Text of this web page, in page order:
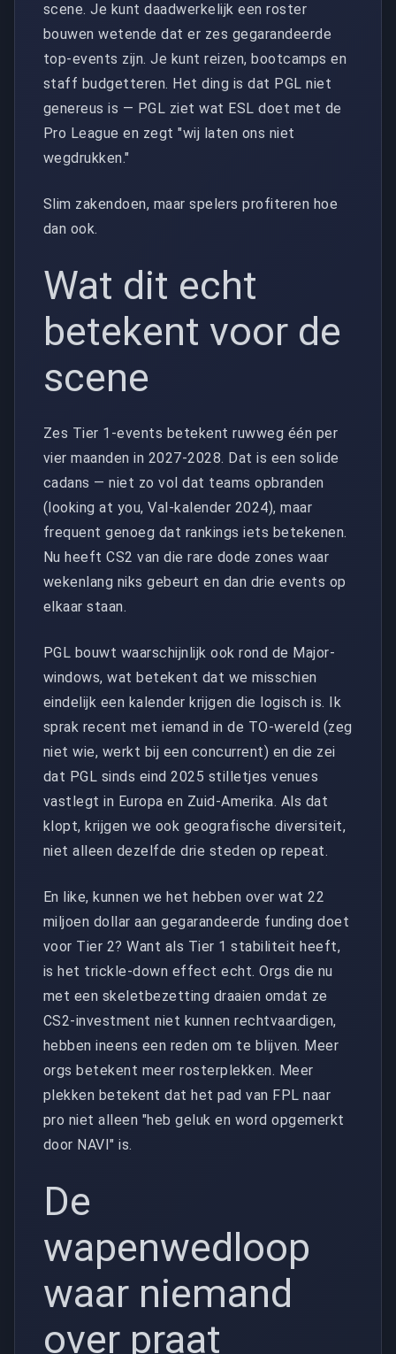
scene. Je kunt daadwerkelijk een roster
bouwen wetende dat er zes gegarandeerde
top-events zijn. Je kunt reizen, bootcamps en
staff budgetteren. Het ding is dat PGL niet
genereus is — PGL ziet wat ESL doet met de
Pro League en zegt "wij laten ons niet
wegdrukken."
Slim zakendoen, maar spelers profiteren hoe
dan ook.
Wat dit echt
betekent voor de
scene
Zes Tier 1-events betekent ruwweg één per
vier maanden in 2027-2028. Dat is een solide
cadans — niet zo vol dat teams opbranden
(looking at you, Val-kalender 2024), maar
frequent genoeg dat rankings iets betekenen.
Nu heeft CS2 van die rare dode zones waar
wekenlang niks gebeurt en dan drie events op
elkaar staan.
PGL bouwt waarschijnlijk ook rond de Major-
windows, wat betekent dat we misschien
eindelijk een kalender krijgen die logisch is. Ik
sprak recent met iemand in de TO-wereld (zeg
niet wie, werkt bij een concurrent) en die zei
dat PGL sinds eind 2025 stilletjes venues
vastlegt in Europa en Zuid-Amerika. Als dat
klopt, krijgen we ook geografische diversiteit,
niet alleen dezelfde drie steden op repeat.
En like, kunnen we het hebben over wat 22
miljoen dollar aan gegarandeerde funding doet
voor Tier 2? Want als Tier 1 stabiliteit heeft,
is het trickle-down effect echt. Orgs die nu
met een skeletbezetting draaien omdat ze
CS2-investment niet kunnen rechtvaardigen,
hebben ineens een reden om te blijven. Meer
orgs betekent meer rosterplekken. Meer
plekken betekent dat het pad van FPL naar
pro niet alleen "heb geluk en word opgemerkt
door NAVI" is.
De
wapenwedloop
waar niemand
over praat